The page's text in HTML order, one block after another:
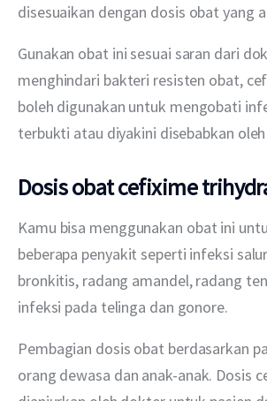
disesuaikan dengan dosis obat yang
Gunakan obat ini sesuai saran dari
menghindari bakteri resisten obat,
boleh digunakan untuk mengobati
terbukti atau diyakini disebabkan
Dosis obat cefixime
Kamu bisa menggunakan obat ini
beberapa penyakit seperti infeksi
bronkitis, radang amandel, radang
infeksi pada telinga dan gonore.
Pembagian dosis obat berdasarkan
orang dewasa dan anak-anak. Dosis